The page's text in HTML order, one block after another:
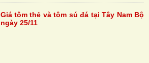
Giá tôm thẻ và tôm sú đá tại Tây Nam Bộ
ngày 25/11